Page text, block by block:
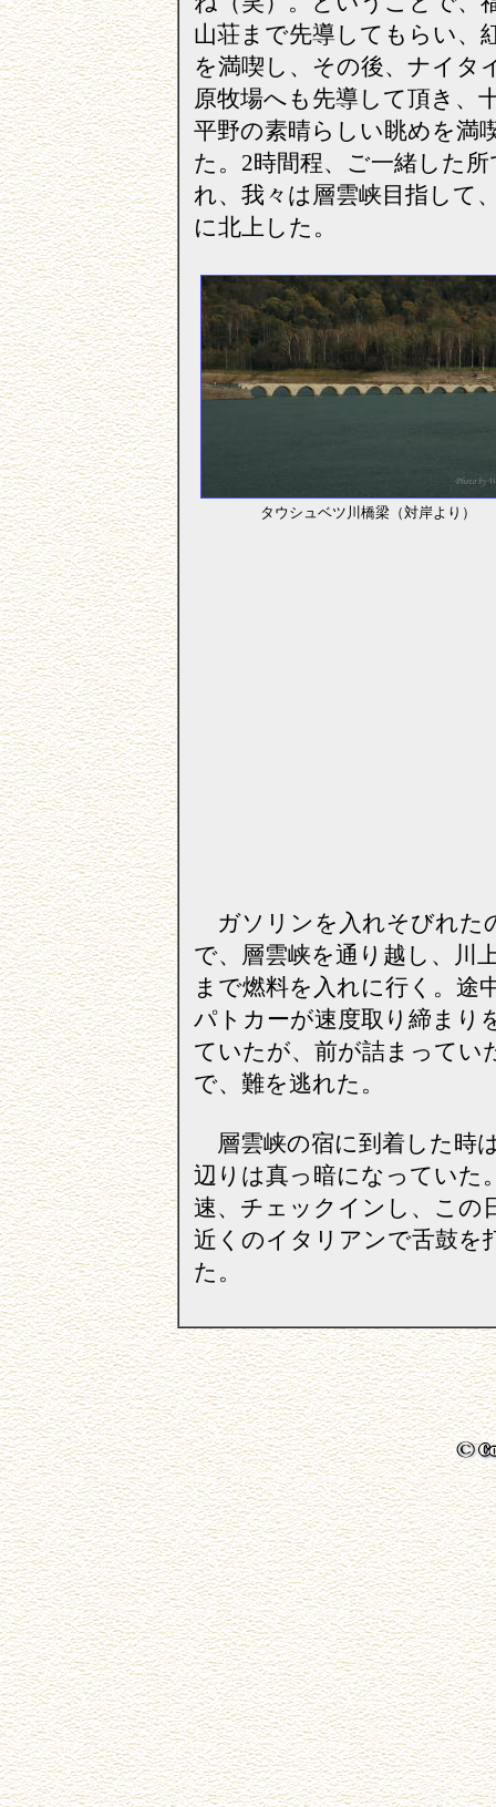
山荘まで先導してもらい、
を満喫し、その後、ナイタ
原牧場へも先導して頂き、
平野の素晴らしい眺めを満
た。2時間程、ご一緒した所
れ、我々は層雲峡目指して
に北上した。
タウシュベツ川橋梁（対岸より）
ガソリンを入れそびれた
で、層雲峡を通り越し、川
まで燃料を入れに行く。途
パトカーが速度取り締まり
ていたが、前が詰まってい
で、難を逃れた。
層雲峡の宿に到着した時
辺りは真っ暗になっていた
速、チェックインし、この
近くのイタリアンで舌鼓を
た。